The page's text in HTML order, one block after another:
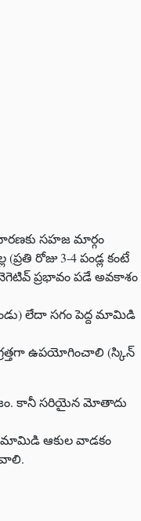
సహజ మార్గం
రోజు 3-4 పండ్ల కంటే
నెగెటివ్ ప్రభావం పడే అవకాశం
లేదా సగం పెద్ద మామిడి
ఉపయోగించాలి (స్కిన్
కానీ సరియైన మోతాదు
మామిడి ఆకుల వాడకం